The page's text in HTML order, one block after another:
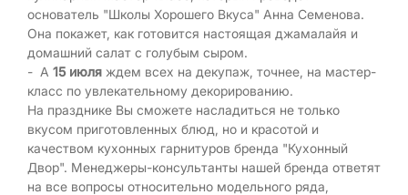
основатель "Школы Хорошего Вкуса" Анна Семенова.
Она покажет, как готовится настоящая джамалайя и
домашний салат с голубым сыром.
- А 15 июля ждем всех на декупаж, точнее, на мастер-
класс по увлекательному декорированию.
На празднике Вы сможете насладиться не только
вкусом приготовленных блюд, но и красотой и
качеством кухонных гарнитуров бренда "Кухонный
Двор". Менеджеры-консультанты нашей бренда ответят
на все вопросы относительно модельного ряда,